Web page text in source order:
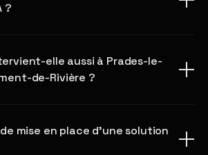
?
elle aussi à Prades-le-
de-Rivière ?
mise en place d'une solution